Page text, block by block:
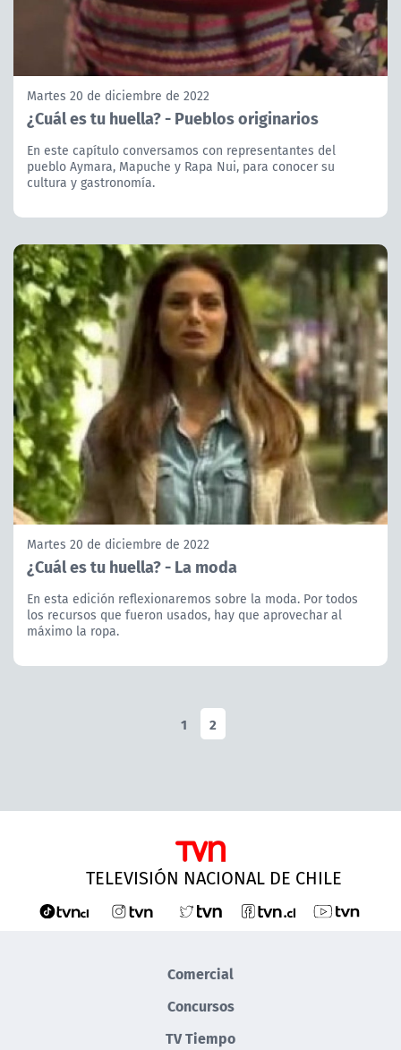
Martes 20 de diciembre de 2022
¿Cuál es tu huella? - Pueblos originarios
En este capítulo conversamos con representantes del
pueblo Aymara, Mapuche y Rapa Nui, para conocer su
cultura y gastronomía.
Martes 20 de diciembre de 2022
¿Cuál es tu huella? - La moda
En esta edición reflexionaremos sobre la moda. Por todos
los recursos que fueron usados, hay que aprovechar al
máximo la ropa.
1 2
TELEVISIÓN NACIONAL DE CHILE
Comercial
Concursos
TV Tiempo